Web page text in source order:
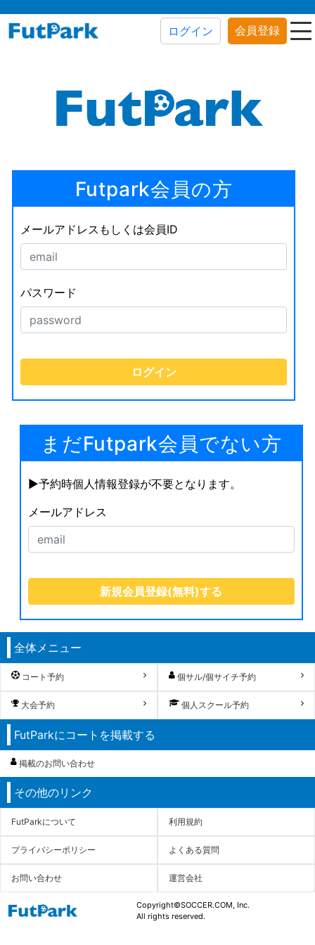
ログイン 会員登録
Futpark会員の方
メールアドレスもしくは会員ID
パスワード
まだFutpark会員でない方
▶︎予約時個人情報登録が不要となります。
メールアドレス
全体メニュー
コート予約 個サル/個サイチ予約
大会予約 個人スクール予約
FutParkにコートを掲載する
掲載のお問い合わせ
その他のリンク
FutParkについて 利用規約
プライバシーポリシー よくある質問
お問い合わせ 運営会社
Copyright©SOCCER.COM, Inc.
All rights reserved.